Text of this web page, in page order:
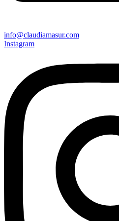
info@claudiamasur.com
Instagram